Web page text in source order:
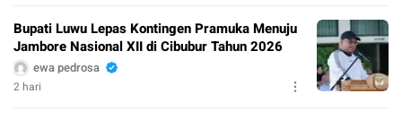
Bupati Luwu Lepas Kontingen Pramuka Menuju
Jambore Nasional XII di Cibubur Tahun 2026
ewa pedrosa
2 hari